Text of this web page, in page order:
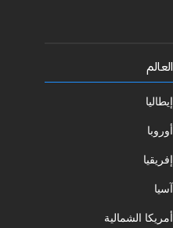
العالم
إيطاليا
أوروبا
إفريقيا
آسيا
أمريكا الشمالية